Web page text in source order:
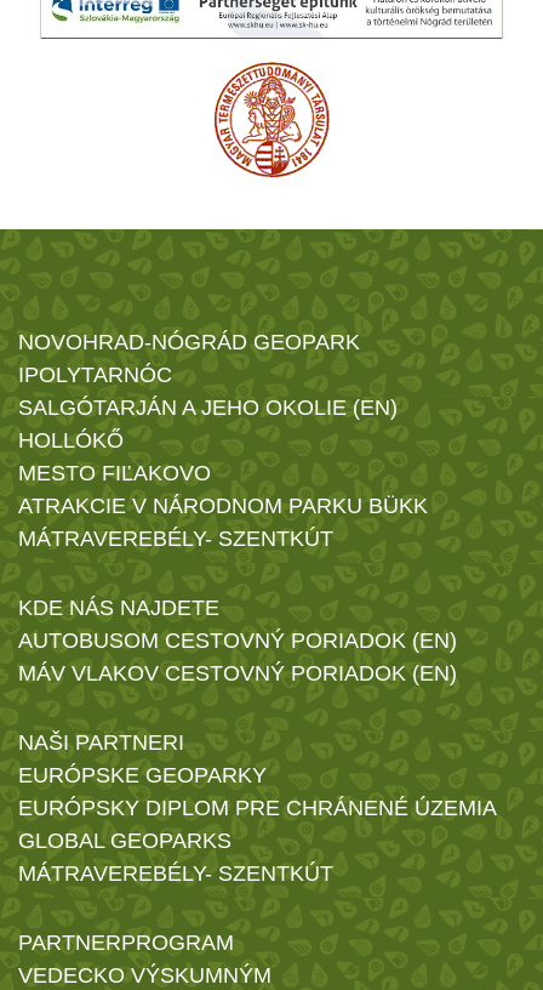
NOVOHRAD-NÓGRÁD GEOPARK
IPOLYTARNÓC
SALGÓTARJÁN A JEHO OKOLIE (EN)
HOLLÓKŐ
MESTO FIĽAKOVO
ATRAKCIE V NÁRODNOM PARKU BÜKK
MÁTRAVEREBÉLY- SZENTKÚT
KDE NÁS NAJDETE
AUTOBUSOM CESTOVNÝ PORIADOK (EN)
MÁV VLAKOV CESTOVNÝ PORIADOK (EN)
NAŠI PARTNERI
EURÓPSKE GEOPARKY
EURÓPSKY DIPLOM PRE CHRÁNENÉ ÚZEMIA
GLOBAL GEOPARKS
MÁTRAVEREBÉLY- SZENTKÚT
PARTNERPROGRAM
VEDECKO VÝSKUMNÝM